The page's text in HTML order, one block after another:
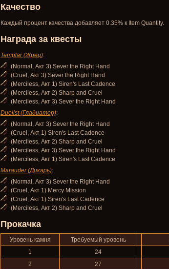
Качество
Каждый процент качества добавляет 0.35% к Item Quantity.
Награда за квесты
Templar (Жрец):
(Normal, Акт 3) Sever the Right Hand
(Cruel, Акт 3) Sever the Right Hand
(Merciless, Акт 1) Siren's Last Cadence
(Merciless, Акт 2) Sharp and Cruel
(Merciless, Акт 3) Sever the Right Hand
Duelist (Гладиатор):
(Normal, Акт 3) Sever the Right Hand
(Cruel, Акт 1) Siren's Last Cadence
(Merciless, Акт 2) Sharp and Cruel
(Merciless, Акт 3) Sever the Right Hand
(Merciless, Акт 1) Siren's Last Cadence
Marauder (Дикарь):
(Normal, Акт 3) Sever the Right Hand
(Cruel, Акт 1) Mercy Mission
(Cruel, Акт 1) Siren's Last Cadence
(Merciless, Акт 2) Sharp and Cruel
Прокачка
Уровень камня Требуемый уровень
1
24
2
27